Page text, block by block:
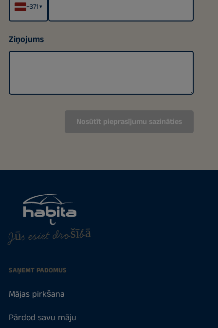
+371▾
Ziņojums
Jūs esiet drošībā
SAŅEMT PADOMUS
Mājas pirkšana
Pārdod savu māju